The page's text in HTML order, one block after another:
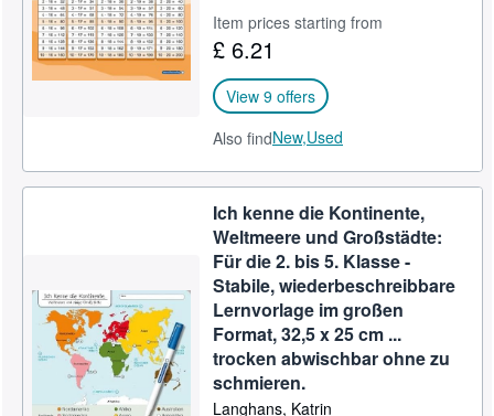
CLOSE
Item prices starting from
£ 6.21
View 9 offers
Also findNew,Used
Ich kenne die Kontinente,
Weltmeere und Großstädte:
Für die 2. bis 5. Klasse -
Stabile, wiederbeschreibbare
Lernvorlage im großen
Format, 32,5 x 25 cm ...
trocken abwischbar ohne zu
schmieren.
Langhans, Katrin